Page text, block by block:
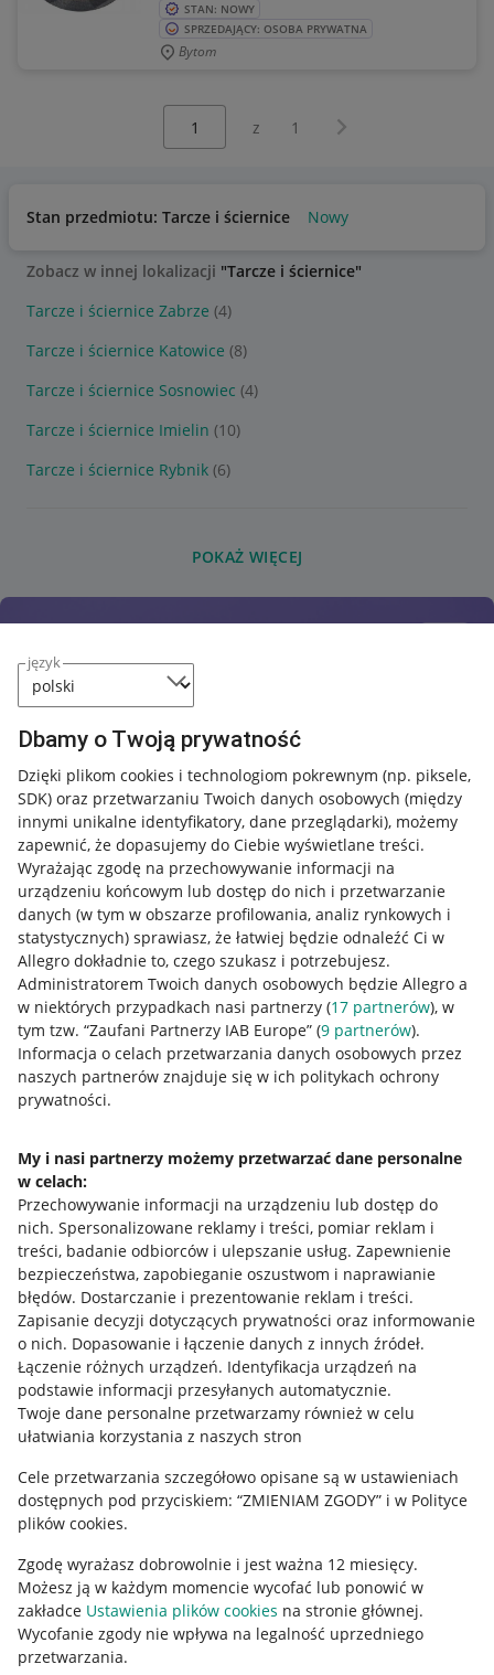
język
Dbamy o Twoją prywatność
Dzięki plikom cookies i technologiom pokrewnym (np. piksele,
SDK) oraz przetwarzaniu Twoich danych osobowych (między
innymi unikalne identyfikatory, dane przeglądarki), możemy
zapewnić, że dopasujemy do Ciebie wyświetlane treści.
Wyrażając zgodę na przechowywanie informacji na
urządzeniu końcowym lub dostęp do nich i przetwarzanie
danych (w tym w obszarze profilowania, analiz rynkowych i
statystycznych) sprawiasz, że łatwiej będzie odnaleźć Ci w
Allegro dokładnie to, czego szukasz i potrzebujesz.
Administratorem Twoich danych osobowych będzie Allegro a
w niektórych przypadkach nasi partnerzy (17 partnerów), w
tym tzw. “Zaufani Partnerzy IAB Europe” (9 partnerów).
Informacja o celach przetwarzania danych osobowych przez
naszych partnerów znajduje się w ich politykach ochrony
prywatności.
My i nasi partnerzy możemy przetwarzać dane personalne
w celach:
Przechowywanie informacji na urządzeniu lub dostęp do
nich. Spersonalizowane reklamy i treści, pomiar reklam i
treści, badanie odbiorców i ulepszanie usług. Zapewnienie
bezpieczeństwa, zapobieganie oszustwom i naprawianie
błędów. Dostarczanie i prezentowanie reklam i treści.
Zapisanie decyzji dotyczących prywatności oraz informowanie
o nich. Dopasowanie i łączenie danych z innych źródeł.
Łączenie różnych urządzeń. Identyfikacja urządzeń na
podstawie informacji przesyłanych automatycznie.
Twoje dane personalne przetwarzamy również w celu
ułatwiania korzystania z naszych stron
Cele przetwarzania szczegółowo opisane są w ustawieniach
dostępnych pod przyciskiem: “ZMIENIAM ZGODY” i w Polityce
plików cookies.
Zgodę wyrażasz dobrowolnie i jest ważna 12 miesięcy.
Możesz ją w każdym momencie wycofać lub ponowić w
zakładce Ustawienia plików cookies na stronie głównej.
Wycofanie zgody nie wpływa na legalność uprzedniego
przetwarzania.
STAN: NOWY
SPRZEDAJĄCY: OSOBA PRYWATNA
Bytom
z 1 Następna strona
Stan przedmiotu: Tarcze i ściernice Nowy
Zobacz w innej lokalizacji "Tarcze i ściernice"
Tarcze i ściernice Zabrze (4)
Tarcze i ściernice Katowice (8)
Tarcze i ściernice Sosnowiec (4)
Tarcze i ściernice Imielin (10)
Tarcze i ściernice Rybnik (6)
POKAŻ WIĘCEJ
Przydatne informacje
Jak to działa
Allegro Gadane dla sprzedających
Allegro Gadane dla kupujących
Mapa miejscowości
Informacje prawne
Regulamin
Polityka plików "cookies"
Ustawienia plików "cookies"
Udostępnianie lokalizacji
Informacje dla Aktu o Usługach Cyfrowych
Pobierz aplikację